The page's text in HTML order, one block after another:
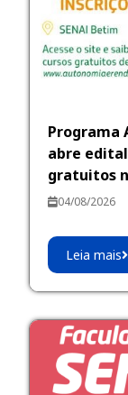
Programa
abre
gratuitos
04/08/2026
Leia mais